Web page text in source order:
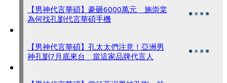
【男神代言華碩】豪砸6000萬元 施崇棠
為何找孔劉代言華碩手機
【男神代言華碩】孔太太們注意！亞洲男
神孔劉7月底來台 當這家品牌代言人